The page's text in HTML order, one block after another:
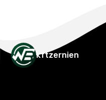
kftzernien